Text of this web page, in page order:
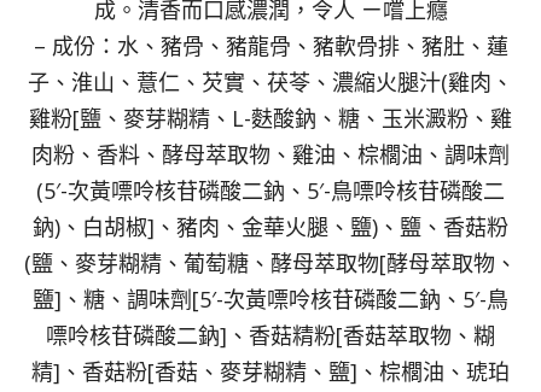
成。清香而口感濃潤，令人 ㄧ嚐上癮
– 成份：水、豬骨、豬龍骨、豬軟骨排、豬肚、蓮
子、淮山、薏仁、芡實、茯苓、濃縮火腿汁(雞肉、
雞粉[鹽、麥芽糊精、L-麩酸鈉、糖、玉米澱粉、雞
肉粉、香料、酵母萃取物、雞油、棕櫚油、調味劑
(5′-次黃嘌呤核苷磷酸二鈉、5′-鳥嘌呤核苷磷酸二
鈉)、白胡椒]、豬肉、金華火腿、鹽)、鹽、香菇粉
(鹽、麥芽糊精、葡萄糖、酵母萃取物[酵母萃取物、
鹽]、糖、調味劑[5′-次黃嘌呤核苷磷酸二鈉、5′-鳥
嘌呤核苷磷酸二鈉]、香菇精粉[香菇萃取物、糊
精]、香菇粉[香菇、麥芽糊精、鹽]、棕櫚油、琥珀